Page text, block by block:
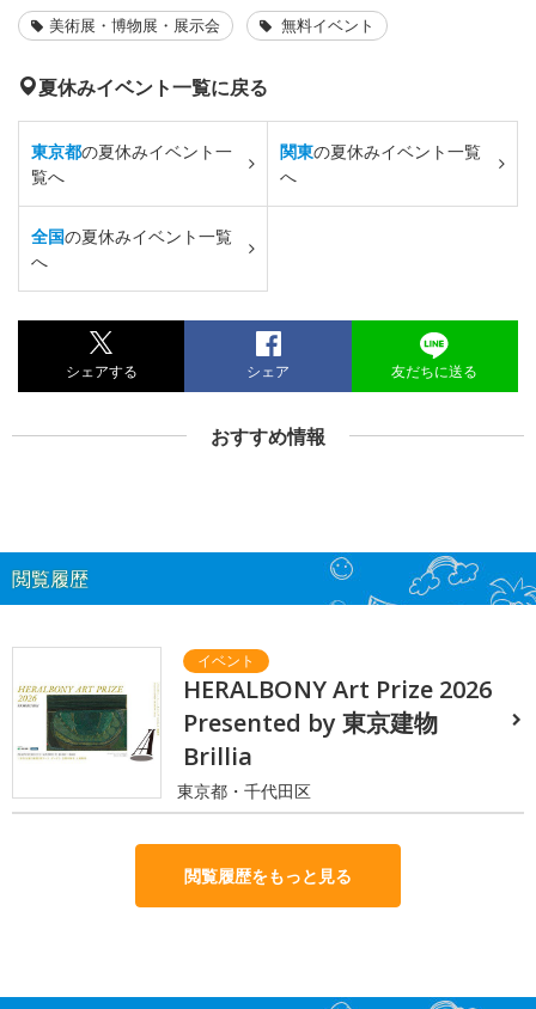
美術展・博物展・展示会 無料イベント
夏休みイベント一覧に戻る
東京都の夏休みイベント一
覧へ
関東の夏休みイベント一覧
へ
全国の夏休みイベント一覧
へ
シェアする シェア 友だちに送る
おすすめ情報
閲覧履歴
HERALBONY Art Prize 2026
Presented by 東京建物
Brillia
東京都・千代田区
閲覧履歴をもっと見る